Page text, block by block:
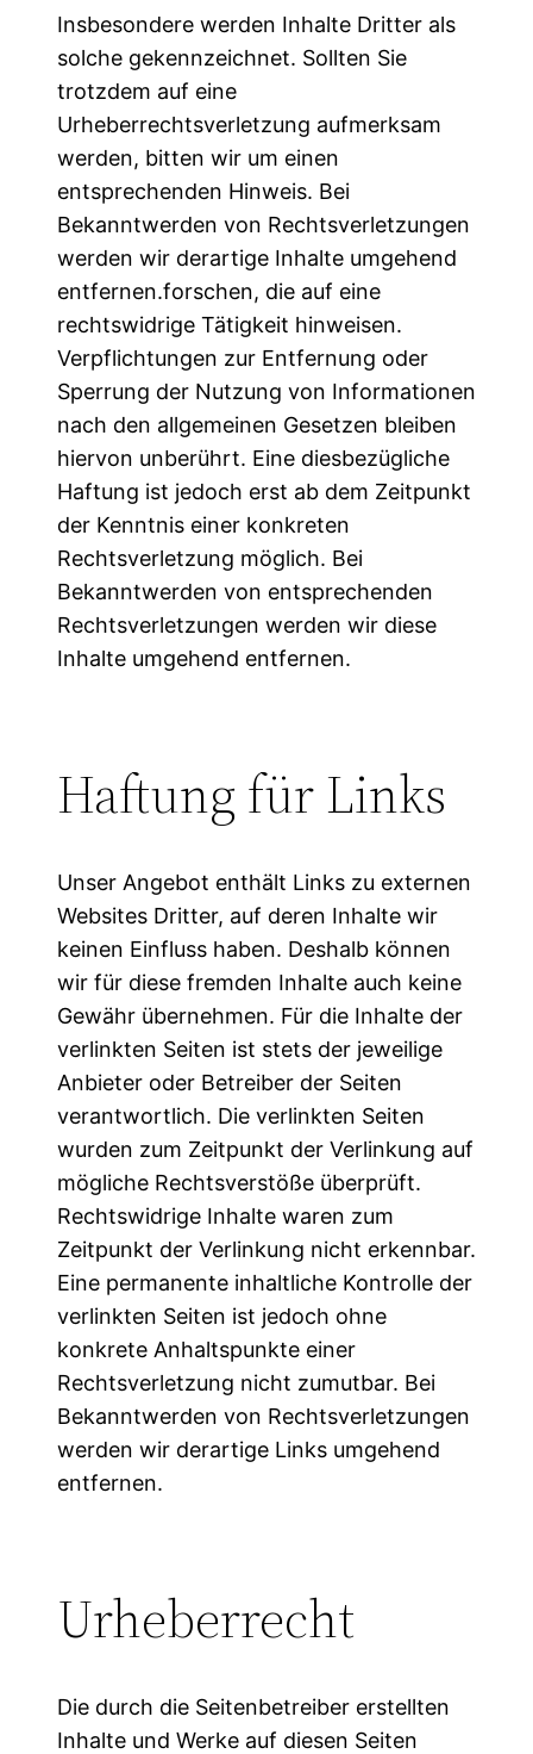
Insbesondere werden Inhalte Dritter als
solche gekennzeichnet. Sollten Sie
trotzdem auf eine
Urheberrechtsverletzung aufmerksam
werden, bitten wir um einen
entsprechenden Hinweis. Bei
Bekanntwerden von Rechtsverletzungen
werden wir derartige Inhalte umgehend
entfernen.forschen, die auf eine
rechtswidrige Tätigkeit hinweisen.
Verpflichtungen zur Entfernung oder
Sperrung der Nutzung von Informationen
nach den allgemeinen Gesetzen bleiben
hiervon unberührt. Eine diesbezügliche
Haftung ist jedoch erst ab dem Zeitpunkt
der Kenntnis einer konkreten
Rechtsverletzung möglich. Bei
Bekanntwerden von entsprechenden
Rechtsverletzungen werden wir diese
Inhalte umgehend entfernen.
Haftung für Links
Unser Angebot enthält Links zu externen
Websites Dritter, auf deren Inhalte wir
keinen Einfluss haben. Deshalb können
wir für diese fremden Inhalte auch keine
Gewähr übernehmen. Für die Inhalte der
verlinkten Seiten ist stets der jeweilige
Anbieter oder Betreiber der Seiten
verantwortlich. Die verlinkten Seiten
wurden zum Zeitpunkt der Verlinkung auf
mögliche Rechtsverstöße überprüft.
Rechtswidrige Inhalte waren zum
Zeitpunkt der Verlinkung nicht erkennbar.
Eine permanente inhaltliche Kontrolle der
verlinkten Seiten ist jedoch ohne
konkrete Anhaltspunkte einer
Rechtsverletzung nicht zumutbar. Bei
Bekanntwerden von Rechtsverletzungen
werden wir derartige Links umgehend
entfernen.
Urheberrecht
Die durch die Seitenbetreiber erstellten
Inhalte und Werke auf diesen Seiten